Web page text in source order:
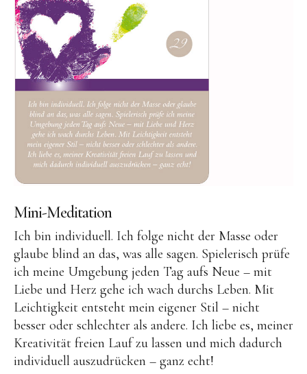
Mini-Meditation
Ich bin individuell. Ich folge nicht der Masse oder
glaube blind an das, was alle sagen. Spielerisch prüfe
ich meine Umgebung jeden Tag aufs Neue – mit
Liebe und Herz gehe ich wach durchs Leben. Mit
Leichtigkeit entsteht mein eigener Stil – nicht
besser oder schlechter als andere. Ich liebe es, meiner
Kreativität freien Lauf zu lassen und mich dadurch
individuell auszudrücken – ganz echt!